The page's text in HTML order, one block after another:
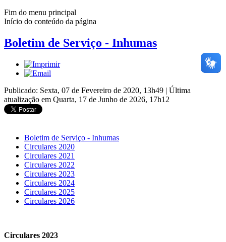
Fim do menu principal
Início do conteúdo da página
Boletim de Serviço - Inhumas
Publicado: Sexta, 07 de Fevereiro de 2020, 13h49 | Última
atualização em Quarta, 17 de Junho de 2026, 17h12
Boletim de Serviço - Inhumas
Circulares 2020
Circulares 2021
Circulares 2022
Circulares 2023
Circulares 2024
Circulares 2025
Circulares 2026
Circulares 2023